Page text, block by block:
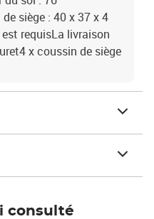
siège : 40 x 37 x 4
requisLa livraison
x coussin de siège
consulté